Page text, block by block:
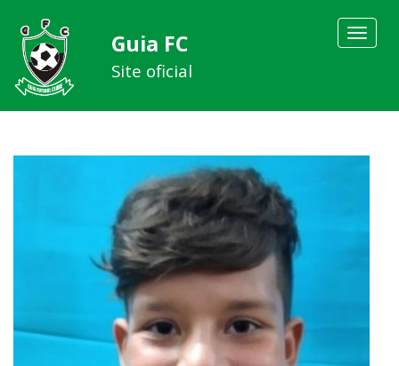
Toggle
Guia FC
Site oficial